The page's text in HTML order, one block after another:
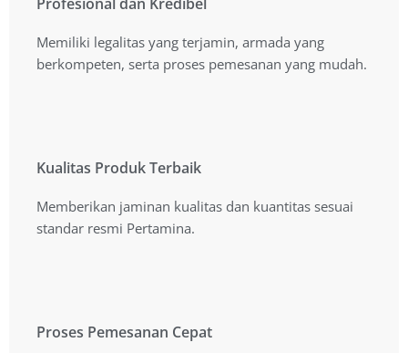
Memiliki legalitas yang terjamin, armada yang
berkompeten, serta proses pemesanan yang mudah.
Profesional dan Kredibel
Memiliki legalitas yang terjamin, armada yang
berkompeten, serta proses pemesanan yang mudah.
Kualitas Produk Terbaik
Memberikan jaminan kualitas dan kuantitas sesuai
standar resmi Pertamina.
Kualitas Produk Terbaik
Memberikan jaminan kualitas dan kuantitas sesuai
standar resmi Pertamina.
Proses Pemesanan Cepat
Proses Pemesanan Cepat